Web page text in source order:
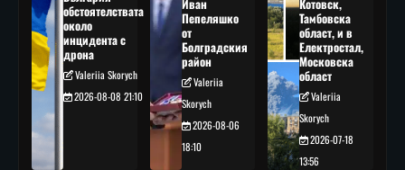
обстоятелствата
около
инцидента с
дрона
Valeriia Skorych
2026-08-08 21:10
Иван
Пепеляшко
от
Болградския
район
Valeriia
Skorych
2026-08-06
18:10
Котовск,
Тамбовска
област, и в
Електростал,
Московска
област
Valeriia
Skorych
2026-07-18
13:56